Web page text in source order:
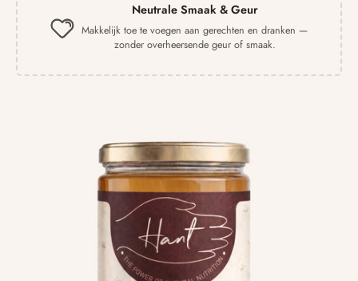
Neutrale Smaak & Geur
Makkelijk toe te voegen aan gerechten en dranken —
zonder overheersende geur of smaak.